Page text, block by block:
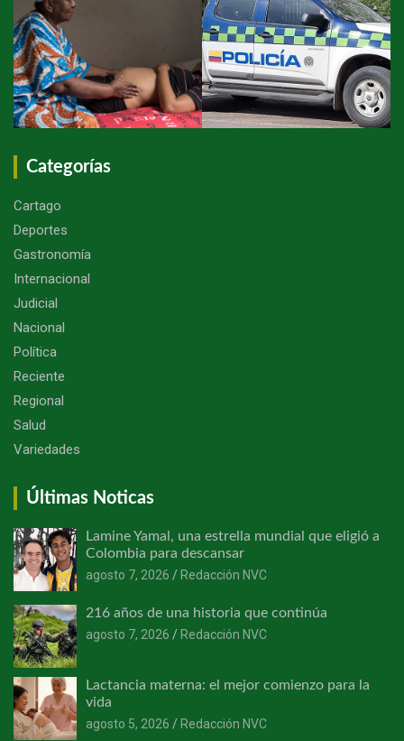
Categorías
Cartago
Deportes
Gastronomía
Internacional
Judicial
Nacional
Política
Reciente
Regional
Salud
Variedades
Últimas Noticas
Lamine Yamal, una estrella mundial que eligió a
Colombia para descansar
agosto 7, 2026
Redacción NVC
216 años de una historia que continúa
agosto 7, 2026
Redacción NVC
Lactancia materna: el mejor comienzo para la
vida
agosto 5, 2026
Redacción NVC